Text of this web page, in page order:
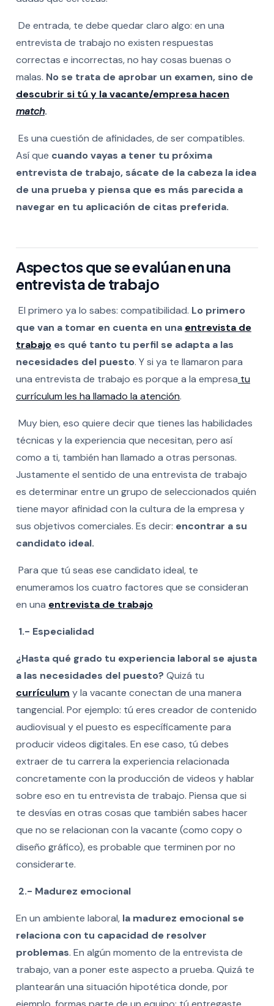
De entrada, te debe quedar claro algo: en una
entrevista de trabajo no existen respuestas
correctas e incorrectas, no hay cosas buenas o
malas. No se trata de aprobar un examen, sino de
descubrir si tú y la vacante/empresa hacen
match.
Es una cuestión de afinidades, de ser compatibles.
Así que cuando vayas a tener tu próxima
entrevista de trabajo, sácate de la cabeza la idea
de una prueba y piensa que es más parecida a
navegar en tu aplicación de citas preferida.
Aspectos que se evalúan en una
entrevista de trabajo
El primero ya lo sabes: compatibilidad. Lo primero
que van a tomar en cuenta en una entrevista de
trabajoes qué tanto tu perfil se adapta a las
necesidades del puesto. Y si ya te llamaron para
una entrevista de trabajo es porque a la empresa tu
currículum les ha llamado la atención.
Muy bien, eso quiere decir que tienes las habilidades
técnicas y la experiencia que necesitan, pero así
como a ti, también han llamado a otras personas.
Justamente el sentido de una entrevista de trabajo
es determinar entre un grupo de seleccionados quién
tiene mayor afinidad con la cultura de la empresa y
sus objetivos comerciales. Es decir: encontrar a su
candidato ideal.
Para que tú seas ese candidato ideal, te
enumeramos los cuatro factores que se consideran
en una entrevista de trabajo
1.- Especialidad
¿Hasta qué grado tu experiencia laboral se ajusta
a las necesidades del puesto? Quizá tu
currículum y la vacante conectan de una manera
tangencial. Por ejemplo: tú eres creador de contenido
audiovisual y el puesto es específicamente para
producir videos digitales. En ese caso, tú debes
extraer de tu carrera la experiencia relacionada
concretamente con la producción de videos y hablar
sobre eso en tu entrevista de trabajo. Piensa que si
te desvías en otras cosas que también sabes hacer
que no se relacionan con la vacante (como copy o
diseño gráfico), es probable que terminen por no
considerarte.
2.- Madurez emocional
En un ambiente laboral, la madurez emocional se
relaciona con tu capacidad de resolver
problemas. En algún momento de la entrevista de
trabajo, van a poner este aspecto a prueba. Quizá te
plantearán una situación hipotética donde, por